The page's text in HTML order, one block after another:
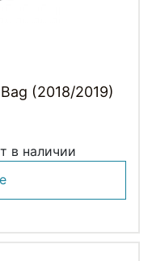
(2018/2019)
в наличии